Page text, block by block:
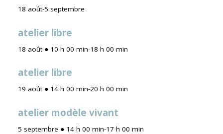
18 août-5 septembre
atelier libre
18 août ● 10 h 00 min-18 h 00 min
atelier libre
19 août ● 14 h 00 min-20 h 00 min
atelier modèle vivant
5 septembre ● 14 h 00 min-17 h 00 min